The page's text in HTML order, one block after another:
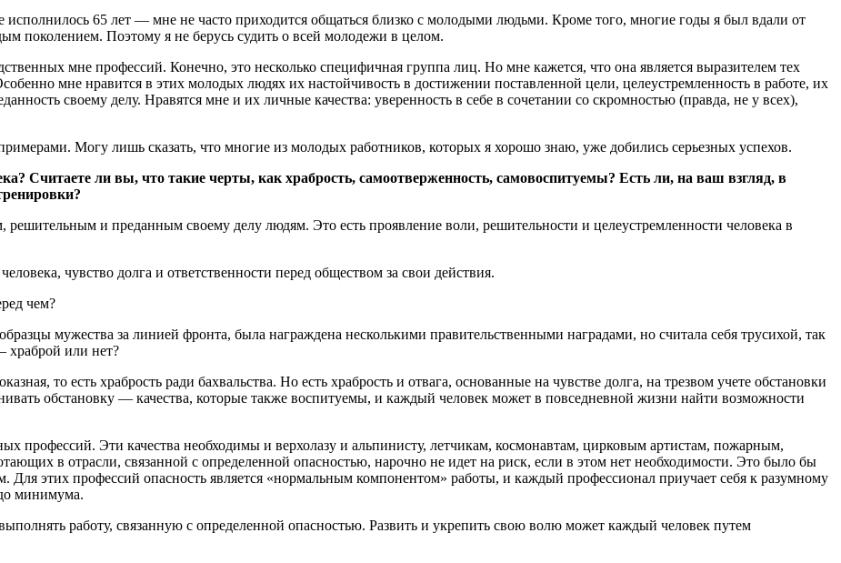
65 лет — мне не часто приходится общаться близко с молодыми людьми. Кроме того, многие годы я был вдали от
поколением. Поэтому я не берусь судить о всей молодежи в целом.
мне профессий. Конечно, это несколько специфичная группа лиц. Но мне кажется, что она является выразителем тех
мне нравится в этих молодых людях их настойчивость в достижении поставленной цели, целеустремленность в работе, их
своему делу. Нравятся мне и их личные качества: уверенность в себе в сочетании со скромностью (правда, не у всех),
Могу лишь сказать, что многие из молодых работников, которых я хорошо знаю, уже добились серьезных успехов.
Считаете ли вы, что такие черты, как храбрость, самоотверженность, самовоспитуемы? Есть ли, на ваш взгляд, в
и преданным своему делу людям. Это есть проявление воли, решительности и целеустремленности человека в
чувство долга и ответственности перед обществом за свои действия.
чем?
мужества за линией фронта, была награждена несколькими правительственными наградами, но считала себя трусихой, так
храброй или нет?
то есть храбрость ради бахвальства. Но есть храбрость и отвага, основанные на чувстве долга, на трезвом учете обстановки
обстановку — качества, которые также воспитуемы, и каждый человек может в повседневной жизни найти возможности
профессий. Эти качества необходимы и верхолазу и альпинисту, летчикам, космонавтам, цирковым артистам, пожарным,
в отрасли, связанной с определенной опасностью, нарочно не идет на риск, если в этом нет необходимости. Это было бы
Для этих профессий опасность является «нормальным компонентом» работы, и каждый профессионал приучает себя к разумному
минимума.
работу, связанную с определенной опасностью. Развить и укрепить свою волю может каждый человек путем